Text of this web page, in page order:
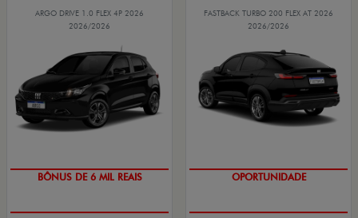
ARGO DRIVE 1.0 FLEX 4P 2026
2026/2026
BÔNUS DE 6 MIL REAIS
FASTBACK TURBO 200 FLEX AT 2026
2026/2026
OPORTUNIDADE